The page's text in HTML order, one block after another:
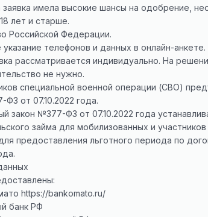
имела высокие шансы на одобрение,
лет и старше.
Российской Федерации.
телефонов и данных в онлайн-анкете.
рассматривается индивидуально. На
не нужно.
специальной военной операции (СВО)
ФЗ от 07.10.2022 года.
закон №377-ФЗ от 07.10.2022 года
займа для мобилизованных и
предоставления льготного периода по
https://bankomato.ru/
банк РФ